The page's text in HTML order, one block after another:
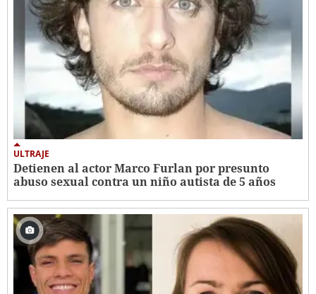
ULTRAJE
Detienen al actor Marco Furlan por presunto
abuso sexual contra un niño autista de 5 años